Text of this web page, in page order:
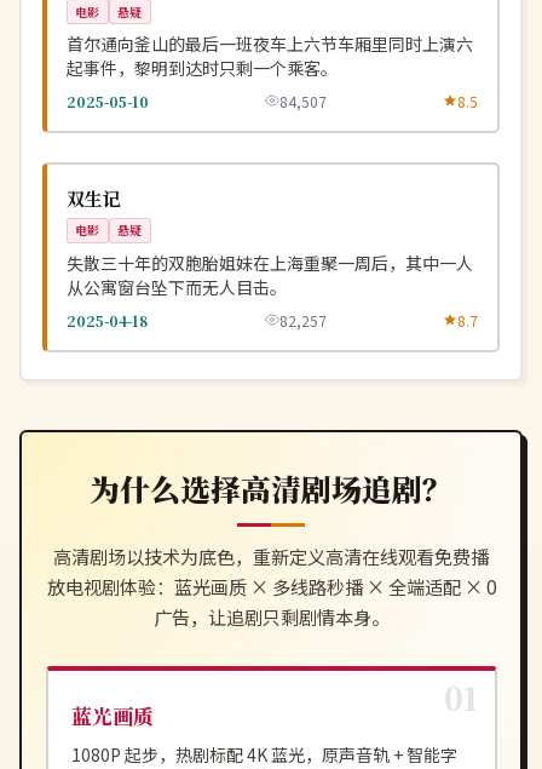
电影 悬疑
首尔通向釜山的最后一班夜车上六节车厢里同时上演六
起事件，黎明到达时只剩一个乘客。
2025-05-10 84,507 8.5
中国
双生记
电影 悬疑
失散三十年的双胞胎姐妹在上海重聚一周后，其中一人
从公寓窗台坠下而无人目击。
2025-04-18 82,257 8.7
为什么选择高清剧场追剧？
高清剧场以技术为底色，重新定义高清在线观看免费播
放电视剧体验：蓝光画质 × 多线路秒播 × 全端适配 × 0
广告，让追剧只剩剧情本身。
蓝光画质
1080P 起步，热剧标配 4K 蓝光，原声音轨 + 智能字